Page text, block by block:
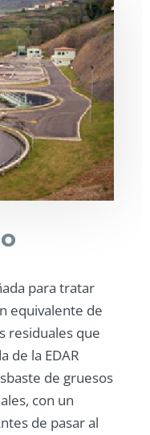
para tratar
equivalente de
residuales que
de la EDAR
de gruesos
con un
de pasar al